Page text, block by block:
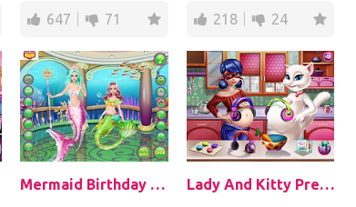
κρυμμένα αντικείμενα
γύρω από...
647 71
φωτογραφίες της για
να τις ανεβάσει στο
218 24
Mermaid Birthday Makeover Lady And Kitty Pregnant BFFs